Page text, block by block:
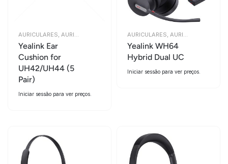
AURICULARES, AURICULARES
Yealink Ear
Cushion for
UH42/UH44 (5
Pair)
Iniciar sessão para ver preços.
AURICULARES, AURICULARES
Yealink WH64
Hybrid Dual UC
Iniciar sessão para ver preços.